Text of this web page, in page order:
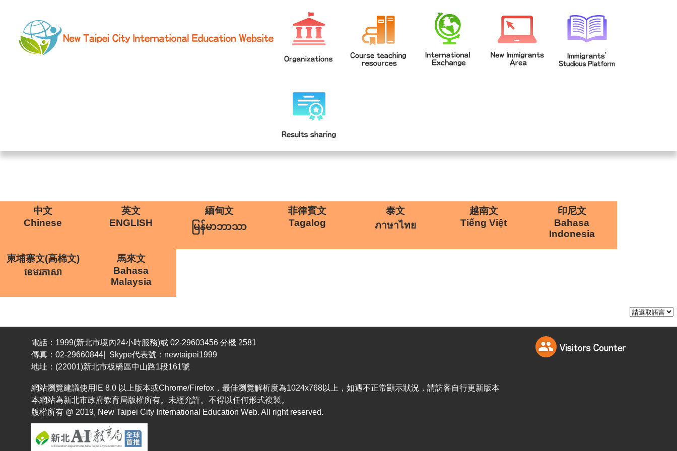
|學校登入
中文
Chinese
英文
ENGLISH
緬甸文
မြန်မာဘာသာ
菲律賓文
Tagalog
泰文
ภาษาไทย
越南文
Tiếng Việt
印尼文
Bahasa
Indonesia
柬埔寨文(高棉文)
ខេមរភាសា
馬來文
Bahasa
Malaysia
電話：1999(新北市境內24小時服務)或 02-29603456 分機 2581
傳真：02-29660844| Skype代表號：newtaipei1999
地址：(22001)新北市板橋區中山路1段161號
網站瀏覽建議使用IE 8.0 以上版本或Chrome/Firefox，最佳瀏覽解析度為1024x768以上，如遇不正常顯示狀況，請訪客自行更新版本
本網站為新北市政府教育局版權所有。未經允許。不得以任何形式複製。
版權所有 @ 2019, New Taipei City International Education Web. All right reserved.